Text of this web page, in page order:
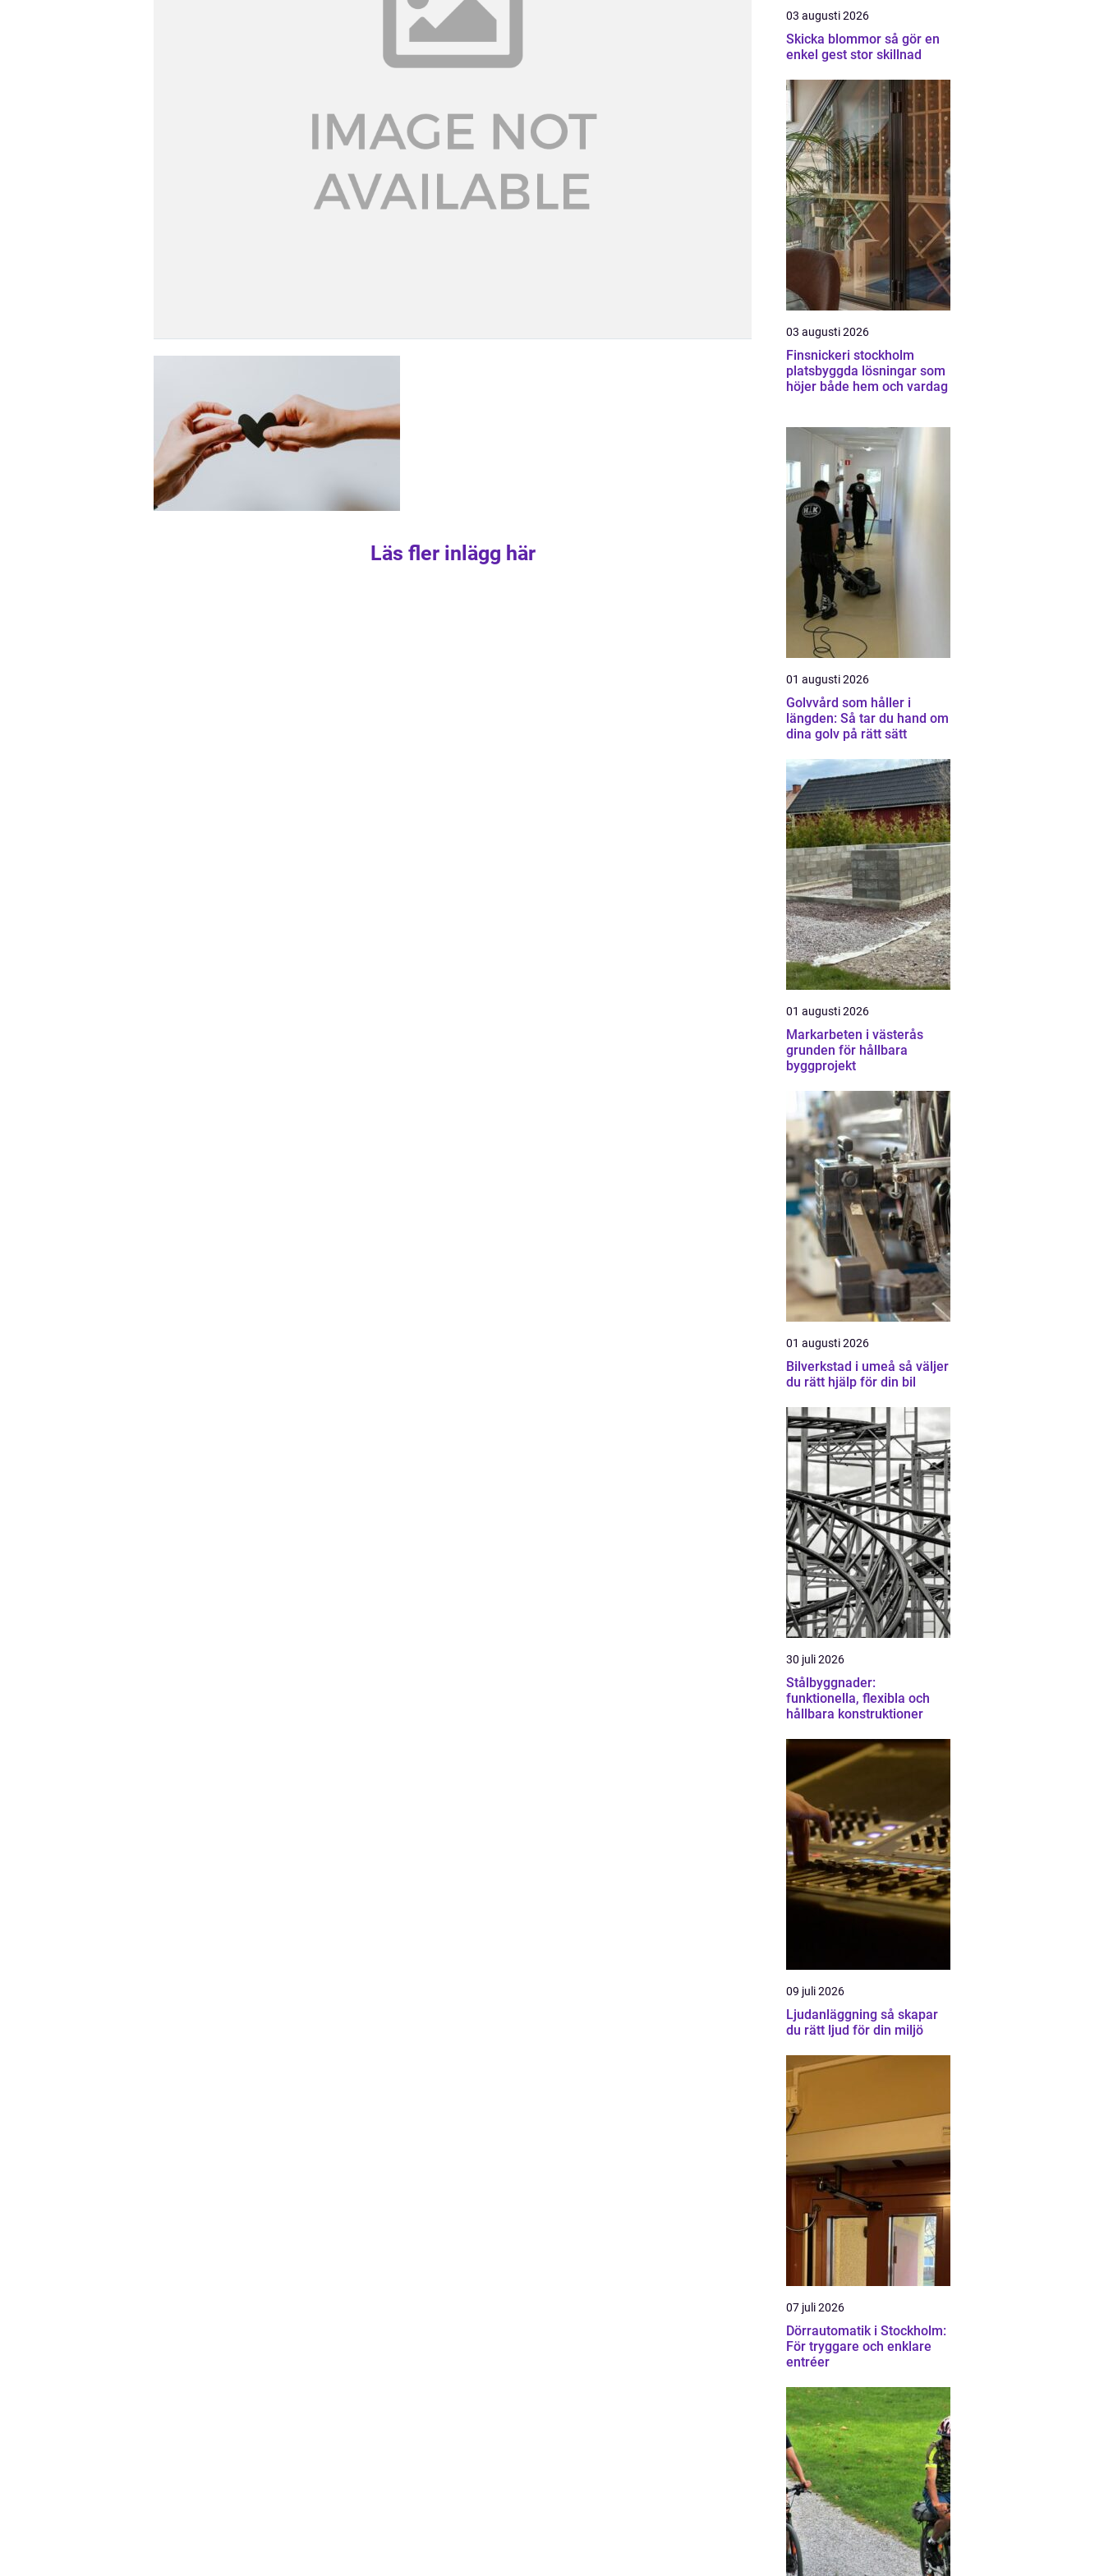
Läs fler inlägg här
03 augusti 2026
Skicka blommor så gör en
enkel gest stor skillnad
03 augusti 2026
Finsnickeri stockholm
platsbyggda lösningar som
höjer både hem och vardag
01 augusti 2026
Golvvård som håller i
längden: Så tar du hand om
dina golv på rätt sätt
01 augusti 2026
Markarbeten i västerås
grunden för hållbara
byggprojekt
01 augusti 2026
Bilverkstad i umeå så väljer
du rätt hjälp för din bil
30 juli 2026
Stålbyggnader:
funktionella, flexibla och
hållbara konstruktioner
09 juli 2026
Ljudanläggning så skapar
du rätt ljud för din miljö
07 juli 2026
Dörrautomatik i Stockholm:
För tryggare och enklare
entréer